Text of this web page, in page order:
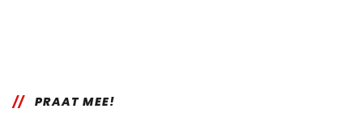
PRAAT MEE!